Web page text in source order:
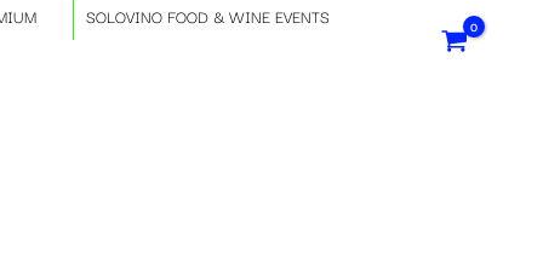
SOLOVINO FOOD & WINE EVENTS
i